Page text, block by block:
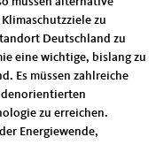
zu
Deutschland zu
eine wichtige, bislang zu
Es müssen zahlreiche
zu erreichen.
Energiewende,